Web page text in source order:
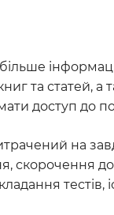
та статей,
доступ до
на
скорочення
тестів,